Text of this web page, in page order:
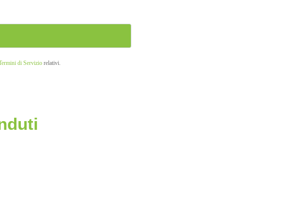
di Servizio relativi.